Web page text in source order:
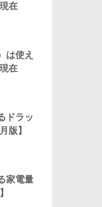
在
は使え
在
ドラッ
版】
家電量